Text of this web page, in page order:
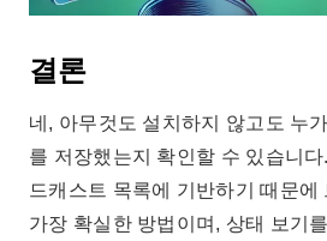
결론
네, 아무것도 설치하지 않고도 누
를 저장했는지 확인할 수 있습니
드캐스트 목록에 기반하기 때문에
가장 확실한 방법이며, 상태 보기